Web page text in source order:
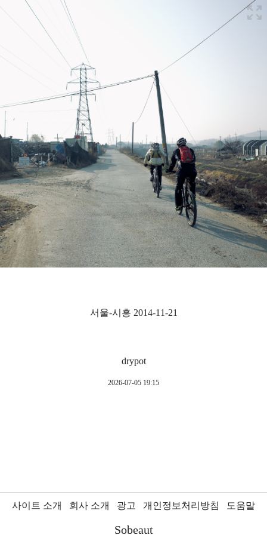
서울-시흥 2014-11-21
drypot
2026-07-05 19:15
사이트 소개 회사 소개 광고 개인정보처리방침 도움말
Sobeaut